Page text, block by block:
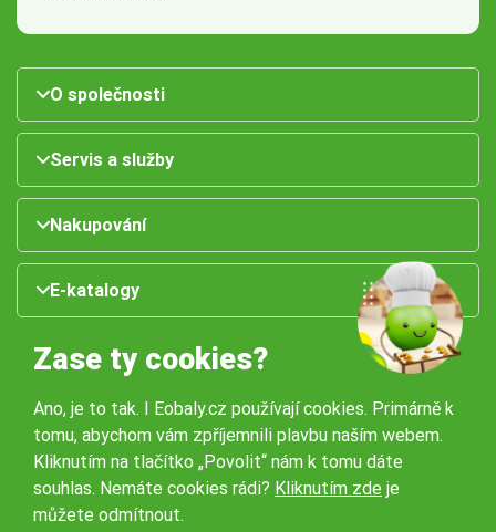
O společnosti
Servis a služby
Nakupování
E-katalogy
Naše pobočky:
Zase ty cookies?
Ano, je to tak. I Eobaly.cz používají cookies. Primárně k
tomu, abychom vám zpříjemnili plavbu naším webem.
Kliknutím na tlačítko „Povolit“ nám k tomu dáte
souhlas. Nemáte cookies rádi? Kliknutím zde je
můžete odmítnout.